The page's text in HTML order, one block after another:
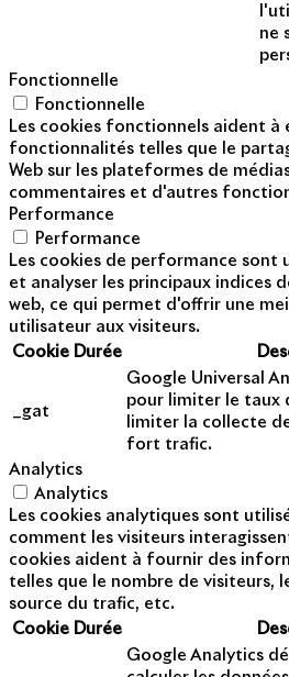
ne
Fonctionnelle
Fonctionnelle
Les cookies fonctionnels aident à
fonctionnalités telles que le
Web sur les plateformes de
commentaires et d'autres
Performance
Performance
Les cookies de performance sont
et analyser les principaux indices
web, ce qui permet d'offrir une
utilisateur aux visiteurs.
Cookie Durée
_gat
Google Universal
pour limiter le taux
limiter la collecte
fort trafic.
Analytics
Analytics
Les cookies analytiques sont
comment les visiteurs
cookies aident à fournir des
telles que le nombre de visiteurs,
source du trafic, etc.
Cookie Durée
Google Analytics